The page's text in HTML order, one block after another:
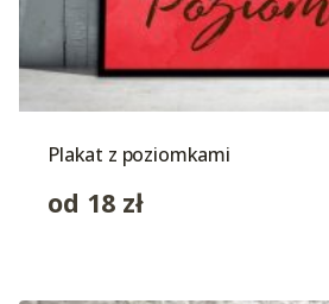
Plakat z poziomkami
od 18 zł